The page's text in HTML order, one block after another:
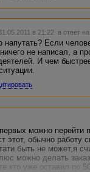
в 21:22 в ответ
напутать? Если
не написал, а
И чем
можно перейти
этот, обычно работу
быть не может,я
можно делать
кто уже оставил по